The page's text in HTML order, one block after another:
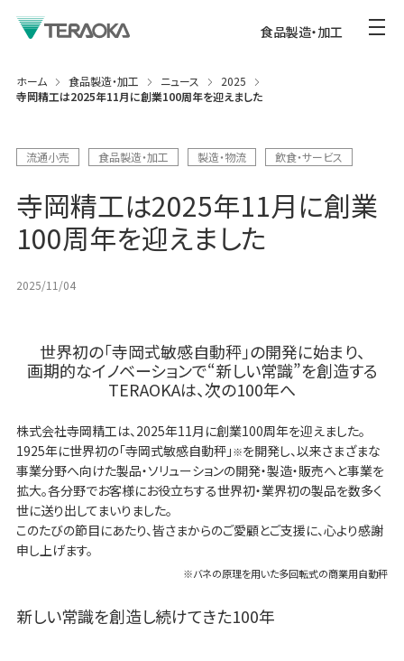
食品製造・加工
ホーム 食品製造・加工 ニュース
2025
寺岡精工は2025年11月に創業100周年を迎えました
流通小売 食品製造・加工 製造・物流 飲食・サービス
寺岡精工は2025年11月に創業
100周年を迎えました
2025/11/04
世界初の「寺岡式敏感自動秤」の開発に始まり、
画期的なイノベーションで“新しい常識”を創造する
TERAOKAは、次の100年へ
株式会社寺岡精工は、2025年11月に創業100周年を迎えました。
1925年に世界初の「寺岡式敏感自動秤」※を開発し、以来さまざまな
事業分野へ向けた製品・ソリューションの開発・製造・販売へと事業を
拡大。各分野でお客様にお役立ちする世界初・業界初の製品を数多く
世に送り出してまいりました。
このたびの節目にあたり、皆さまからのご愛顧とご支援に、心より感謝
申し上げます。
※バネの原理を用いた多回転式の商業用自動秤
新しい常識を創造し続けてきた100年